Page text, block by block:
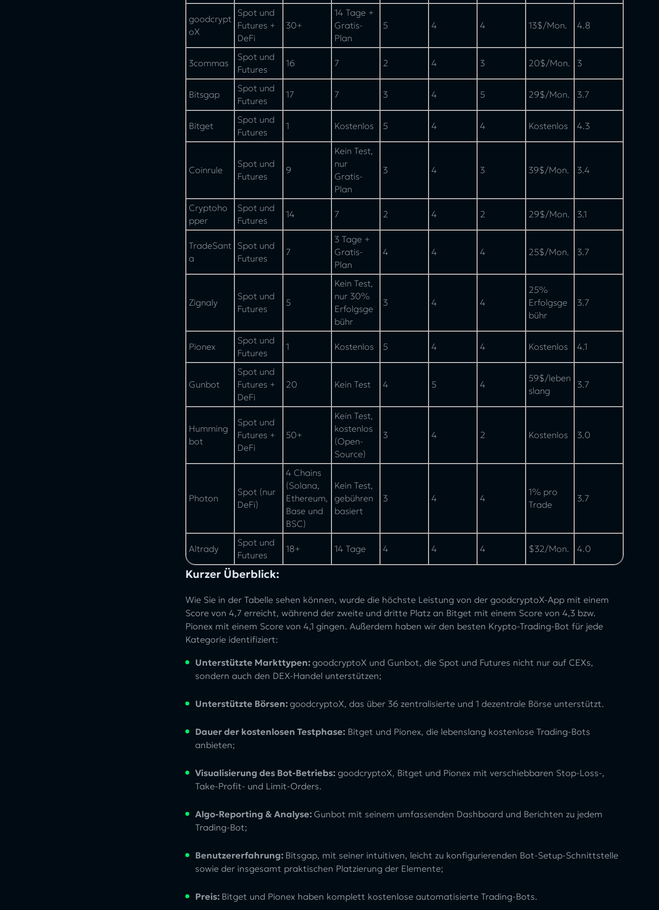
goodcrypt
oX
Spot und
Futures +
DeFi
30+
14 Tage +
Gratis-
Plan
5 4 4 13$/Mon. 4.8
3commas
Spot und
Futures
16 7 2 4 3 20$/Mon. 3
Bitsgap
Spot und
Futures
17 7 3 4 5 29$/Mon. 3.7
Bitget
Spot und
Futures
1 Kostenlos 5 4 4 Kostenlos 4.3
Coinrule
Spot und
Futures
9
Kein Test,
nur
Gratis-
Plan
3 4 3 39$/Mon. 3.4
Cryptoho
pper
Spot und
Futures
14 7 2 4 2 29$/Mon. 3.1
TradeSant
a
Spot und
Futures
7
3 Tage +
Gratis-
Plan
4 4 4 25$/Mon. 3.7
Zignaly
Spot und
Futures
5
Kein Test,
nur 30%
Erfolgsge
bühr
3 4 4
25%
Erfolgsge
bühr
3.7
Pionex
Spot und
Futures
1 Kostenlos 5 4 4 Kostenlos 4.1
Gunbot
Spot und
Futures +
DeFi
20 Kein Test 4 5 4
59$/leben
slang
3.7
Humming
bot
Spot und
Futures +
DeFi
50+
Kein Test,
kostenlos
(Open-
Source)
3 4 2 Kostenlos 3.0
Photon
Spot (nur
DeFi)
4 Chains
(Solana,
Ethereum,
Base und
BSC)
Kein Test,
gebühren
basiert
3 4 4
1% pro
Trade
3.7
Altrady
Spot und
Futures
18+ 14 Tage 4 4 4 $32/Mon. 4.0
Kurzer Überblick:
Wie Sie in der Tabelle sehen können, wurde die höchste Leistung von der goodcryptoX-App mit einem
Score von 4,7 erreicht, während der zweite und dritte Platz an Bitget mit einem Score von 4,3 bzw.
Pionex mit einem Score von 4,1 gingen. Außerdem haben wir den besten Krypto-Trading-Bot für jede
Kategorie identifiziert:
Unterstützte Markttypen:goodcryptoX und Gunbot, die Spot und Futures nicht nur auf CEXs,
sondern auch den DEX-Handel unterstützen;
Unterstützte Börsen:goodcryptoX, das über 36 zentralisierte und 1 dezentrale Börse unterstützt.
Dauer der kostenlosen Testphase: Bitget und Pionex, die lebenslang kostenlose Trading-Bots
anbieten;
Visualisierung des Bot-Betriebs: goodcryptoX, Bitget und Pionex mit verschiebbaren Stop-Loss-,
Take-Profit- und Limit-Orders.
Algo-Reporting & Analyse: Gunbot mit seinem umfassenden Dashboard und Berichten zu jedem
Trading-Bot;
Benutzererfahrung: Bitsgap, mit seiner intuitiven, leicht zu konfigurierenden Bot-Setup-Schnittstelle
sowie der insgesamt praktischen Platzierung der Elemente;
Preis: Bitget und Pionex haben komplett kostenlose automatisierte Trading-Bots.